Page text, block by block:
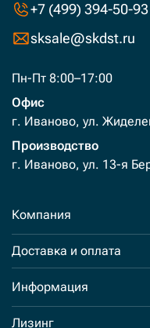
+7 (499) 394-50-93
sksale@skdst.ru
Пн-Пт 8:00–17:00
Офис
г. Иваново, ул.
Производство
г. Иваново, ул. 13-я
Компания
Доставка и оплата
Информация
Лизинг